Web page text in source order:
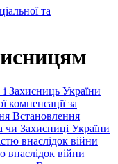
та
Захисниць України
компенсації за
Встановлення
чи Захисниці України
внаслідок війни
внаслідок війни